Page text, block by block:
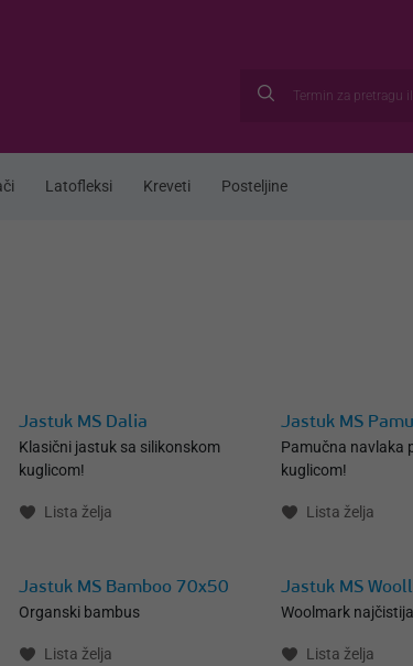
Latofleksi Kreveti Posteljine
Jastuk MS Dalia
Klasični jastuk sa silikonskom
kuglicom!
Lista želja
Jastuk MS
Pamučna navlaka
kuglicom!
Lista želja
Jastuk MS Bamboo 70x50
Organski bambus
Lista želja
Jastuk MS
Woolmark
Lista želja